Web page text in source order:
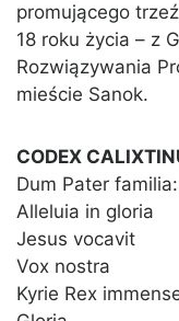
promującego
18 roku życia – z
Rozwiązywania
mieście Sanok.
CODEX
Dum Pater
Alleluia in gloria
Jesus vocavit
Vox nostra
Kyrie Rex